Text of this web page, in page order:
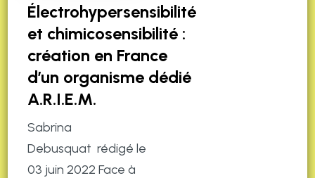
Électrohypersensibilité
et chimicosensibilité :
création en France
d’un organisme dédié
A.R.I.E.M.
Sabrina
Debusquat rédigé le
03 juin 2022 Face à